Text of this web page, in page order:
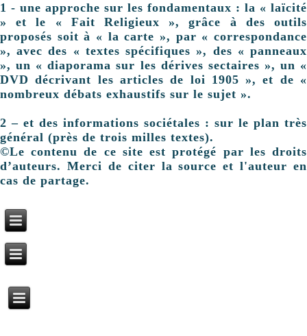
1 - une approche sur les fondamentaux : la « laïcité
» et le « Fait Religieux », grâce à des outils
proposés soit à « la carte », par « correspondance
», avec des « textes spécifiques », des « panneaux
», un « diaporama sur les dérives sectaires », un «
DVD décrivant les articles de loi 1905 », et de «
nombreux débats exhaustifs sur le sujet ».
2 – et des informations sociétales : sur le plan très
général (près de trois milles textes).
©Le contenu de ce site est protégé par les droits
d’auteurs. Merci de citer la source et l'auteur en
cas de partage.